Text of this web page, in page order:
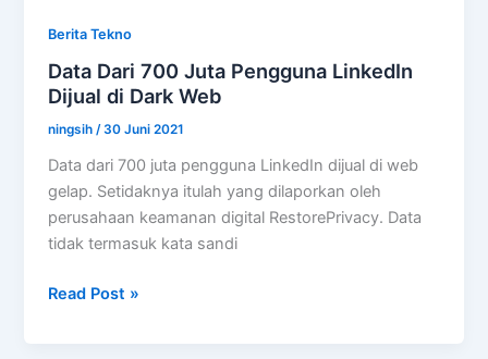
Berita Tekno
Data Dari 700 Juta Pengguna LinkedIn
Dijual di Dark Web
ningsih/30 Juni 2021
Data dari 700 juta pengguna LinkedIn dijual di web
gelap. Setidaknya itulah yang dilaporkan oleh
perusahaan keamanan digital RestorePrivacy. Data
tidak termasuk kata sandi
Data
Read Post »